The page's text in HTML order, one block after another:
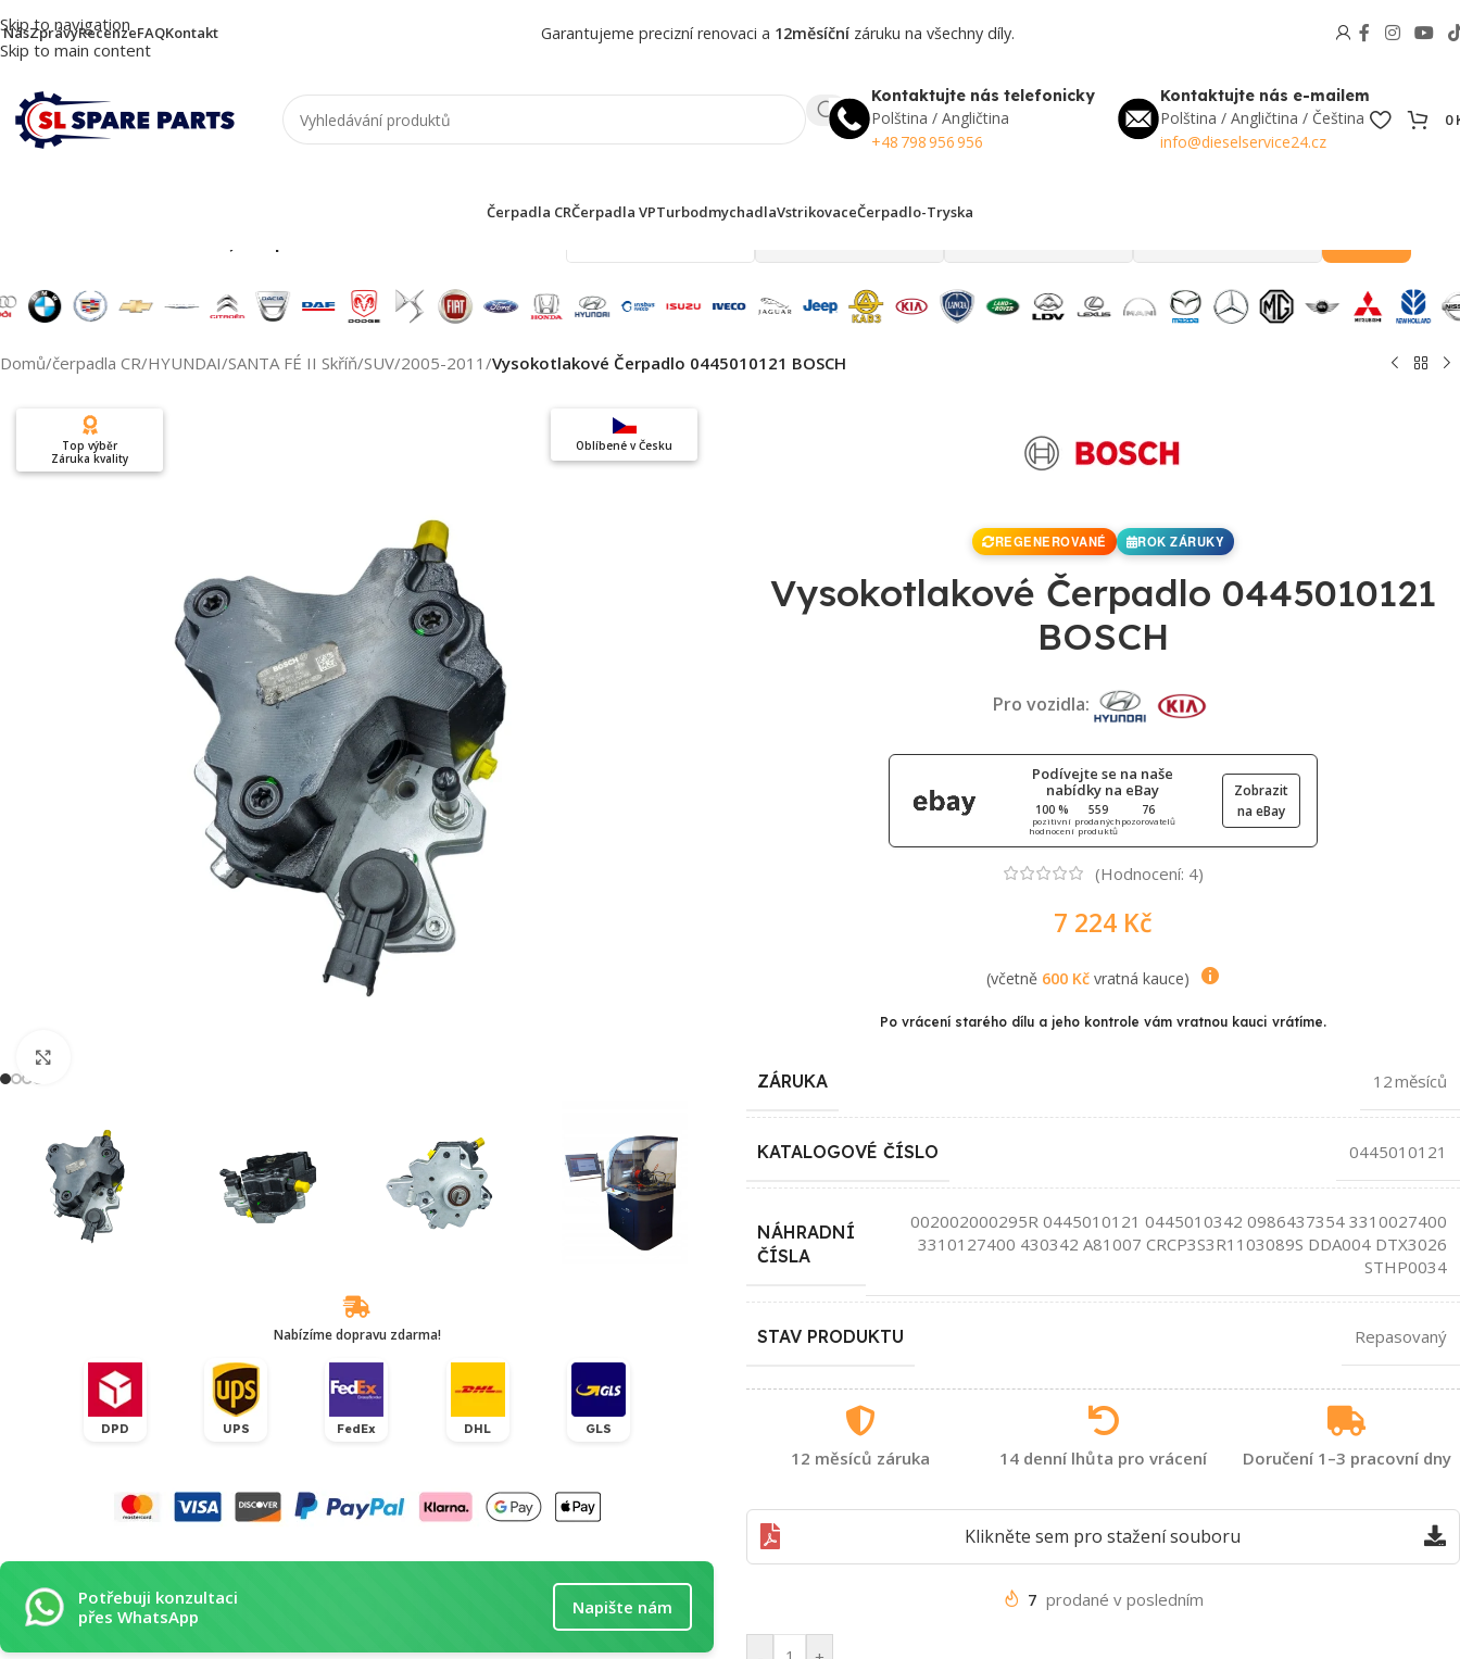
Skip to navigation
Skip to main content
NásZprávyRecenzeFAQKontakt Garantujeme precizní renovaci a 12měsíčnízáruku na všechny díly.
Kontaktujte nás telefonicky
Polština / Angličtina
+48 798 956 956
Kontaktujte nás e-mailem
Polština / Angličtina / Čeština
info@dieselservice24.cz
0
Čerpadla CRČerpadla VPTurbodmychadlaVstrikovaceČerpadlo-Tryska
Domů/čerpadla CR/HYUNDAI/SANTA FÉ II Skříň/SUV/2005-2011 /Vysokotlakové Čerpadlo 0445010121 BOSCH
Oblíbené v Česku
Top výběr
Záruka kvality
Nabízíme dopravu zdarma!
DPD UPS FedEx DHL GLS
Potřebuji konzultaci
přes WhatsApp
Napište nám
REGENEROVANÉ ROK ZÁRUKY
Vysokotlakové Čerpadlo 0445010121
BOSCH
Pro vozidla:
Podívejte se na naše
nabídky na eBay
100 %
pozitivní
hodnocení
559
prodaných
produktů
76
pozorovatelů
Zobrazit
na eBay
(Hodnocení: 4)
7 224 Kč
(včetně 600 Kčvratná kauce)
Po vrácení starého dílu a jeho kontrole vám vratnou kauci vrátíme.
ZÁRUKA 12 měsíců
KATALOGOVÉ ČÍSLO 0445010121
NÁHRADNÍ
ČÍSLA
002002000295R 0445010121 0445010342 0986437354 3310027400
3310127400 430342 A81007 CRCP3S3R1103089S DDA004 DTX3026
STHP0034
STAV PRODUKTU Repasovaný
12 měsíců záruka 14 denní lhůta pro vrácení Doručení 1–3 pracovní dny
Klikněte sem pro stažení souboru
7 prodané v posledním